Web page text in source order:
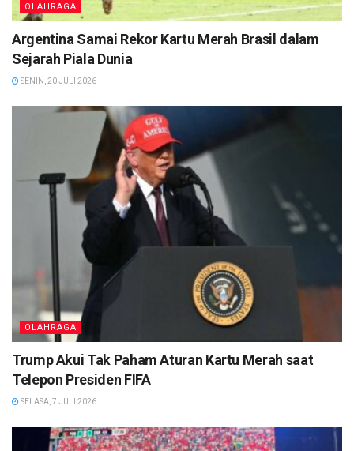
OLAHRAGA
Argentina Samai Rekor Kartu Merah Brasil dalam
Sejarah Piala Dunia
SENIN, 20 JULI 2026
OLAHRAGA
Trump Akui Tak Paham Aturan Kartu Merah saat
Telepon Presiden FIFA
SELASA, 7 JULI 2026